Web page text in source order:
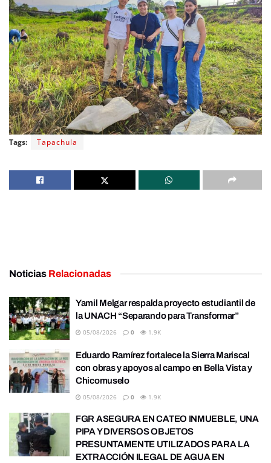
Tags: Tapachula
Noticias Relacionadas
Yamil Melgar respalda proyecto estudiantil de
la UNACH “Separando para Transformar”
05/08/2026 0 1.9K
Eduardo Ramírez fortalece la Sierra Mariscal
con obras y apoyos al campo en Bella Vista y
Chicomuselo
05/08/2026 0 1.9K
FGR ASEGURA EN CATEO INMUEBLE, UNA
PIPA Y DIVERSOS OBJETOS
PRESUNTAMENTE UTILIZADOS PARA LA
EXTRACCIÓN ILEGAL DE AGUA EN